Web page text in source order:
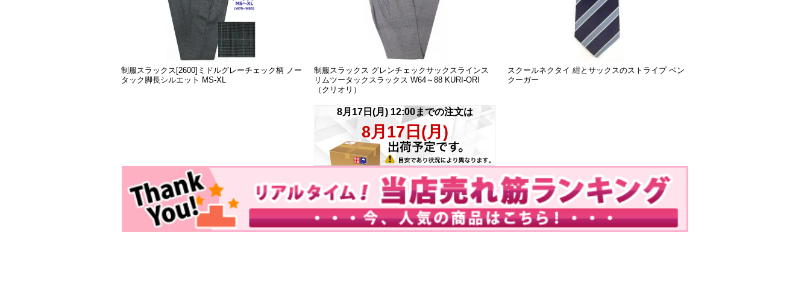
制服スラックス[2600]ミドルグレーチェック柄 ノー
タック脚長シルエット MS-XL
制服スラックス グレンチェックサックスラインス
リムツータックスラックス W64～88 KURI-ORI
（クリオリ）
スクールネクタイ 紺とサックスのストライプ ベン
クーガー
※一部受注商品は例外です